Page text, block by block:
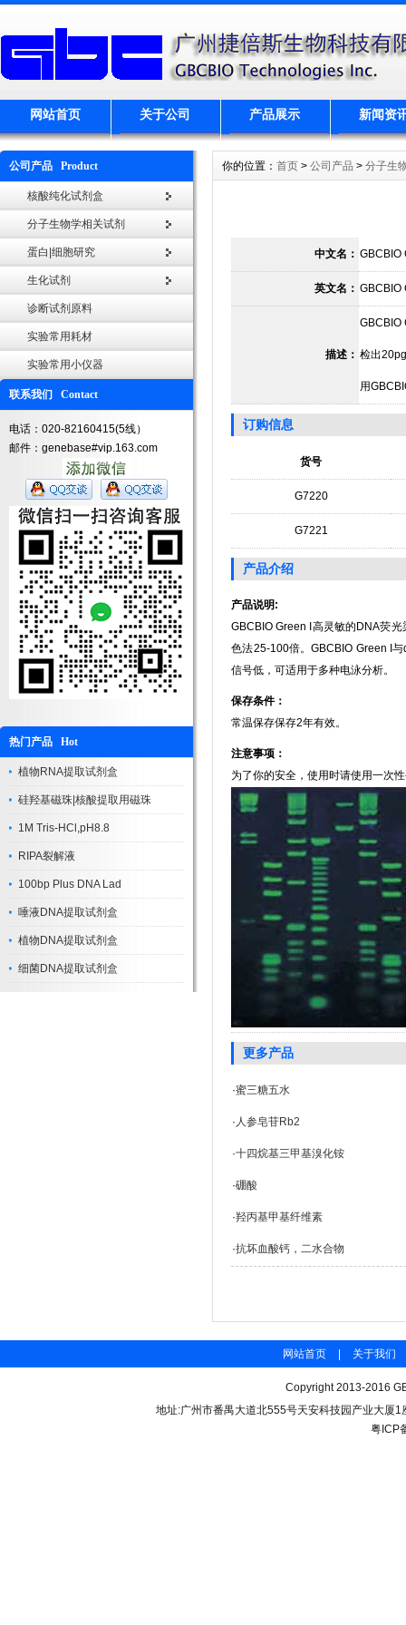
网站首页 关于公司 产品展示 新闻资
公司产品 Product
核酸纯化试剂盒
分子生物学相关试剂
蛋白|细胞研究
生化试剂
诊断试剂原料
实验常用耗材
实验常用小仪器
联系我们 Contact
电话：020-82160415(5线）
邮件：genebase#vip.163.com
热门产品 Hot
植物RNA提取试剂盒
硅羟基磁珠|核酸提取用磁珠
1M Tris-HCl,pH8.8
RIPA裂解液
100bp Plus DNA Lad
唾液DNA提取试剂盒
植物DNA提取试剂盒
细菌DNA提取试剂盒
你的位置： 首页 > 公司产品 > 分子生
中文名： GBCBIO
英文名： GBCBIO
描述：
GBCBIO
检出
用
订购信息
货号
G7220
G7221
产品介绍
产品说明:
GBCBIO Green I高灵敏的DNA荧
色法25-100倍。GBCBIO Green I
信号低，可适用于多种电泳分析。
保存条件：
常温保存保存2年有效。
注意事项：
为了你的安全，使用时请使用一次
更多产品
·蜜三糖五水
· 人参皂苷Rb2
·十四烷基三甲基溴化铵
·硼酸
·羟丙基甲基纤维素
·抗坏血酸钙，二水合物
网站首页 关于我们
Copyright 2013-2016
地址:广州市番禺大道北555号天安科技园产业大厦
粤ICP